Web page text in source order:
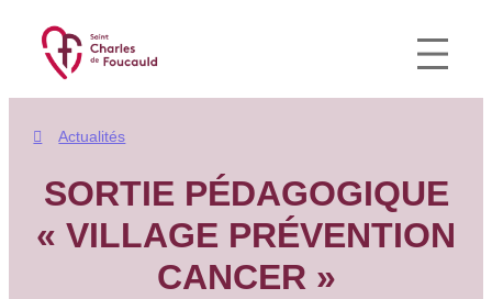
contenu
Actualités
SORTIE PÉDAGOGIQUE
« VILLAGE PRÉVENTION
CANCER »